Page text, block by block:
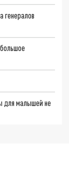
генералов
для малышей не